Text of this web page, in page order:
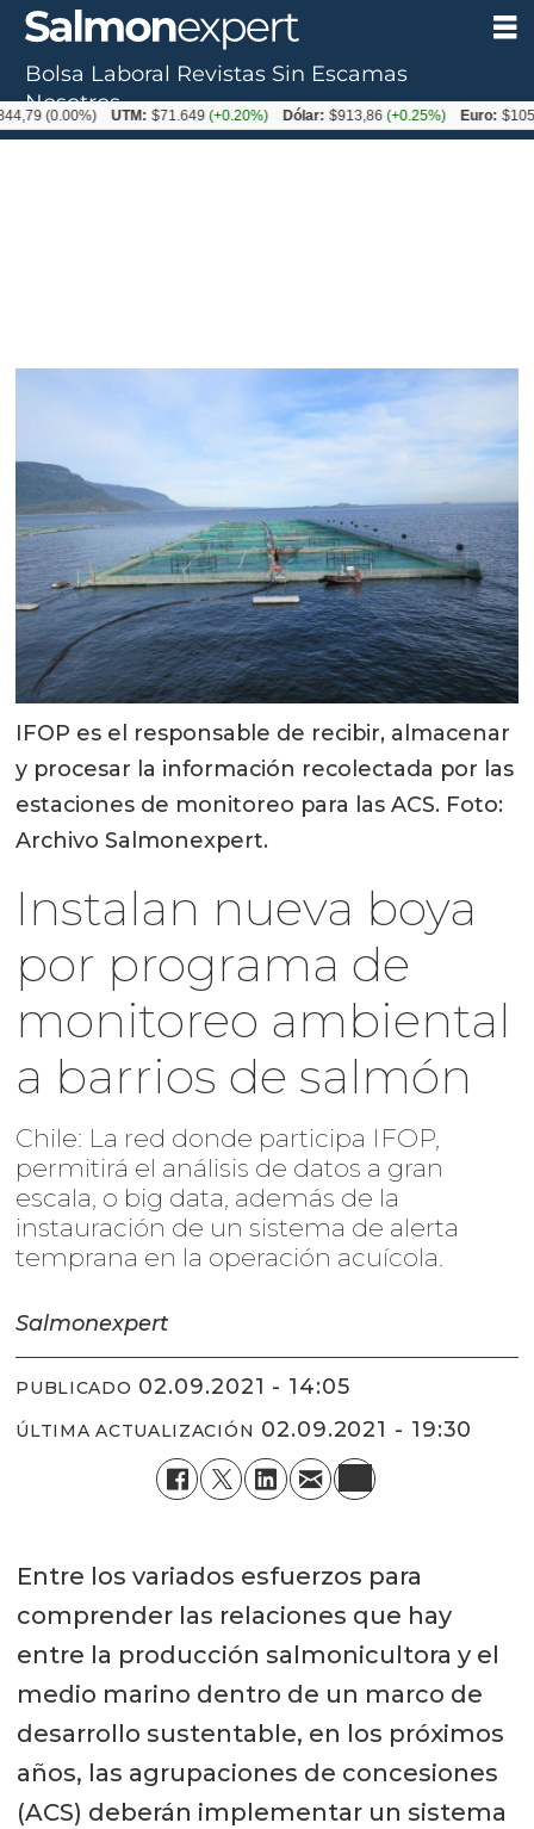
IFOP es el responsable de recibir, almacenar
y procesar la información recolectada por las
estaciones de monitoreo para las ACS. Foto:
Archivo Salmonexpert.
Instalan nueva boya
por programa de
monitoreo ambiental
a barrios de salmón
Chile: La red donde participa IFOP,
permitirá el análisis de datos a gran
escala, o big data, además de la
instauración de un sistema de alerta
temprana en la operación acuícola.
Salmonexpert
PUBLICADO 02.09.2021 - 14:05
ÚLTIMA ACTUALIZACIÓN 02.09.2021 - 19:30
Entre los variados esfuerzos para
comprender las relaciones que hay
entre la producción salmonicultora y el
medio marino dentro de un marco de
desarrollo sustentable, en los próximos
años, las agrupaciones de concesiones
(ACS) deberán implementar un sistema
Bolsa Laboral Revistas Sin Escamas
Nosotros
UTM: $71.649(+0.20%) Dólar: $913,86(+0.25%) Euro: $1053,08(-